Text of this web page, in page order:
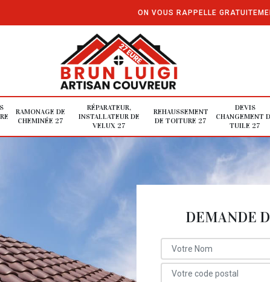
ON VOUS RAPPELLE
RAMONAGE DE
CHEMINÉE 27
RÉPARATEUR,
INSTALLATEUR DE
VELUX 27
REHAUSSEMENT
DE TOITURE 27
DEVIS
CHANGEMENT
TUILE 27
DEMANDE